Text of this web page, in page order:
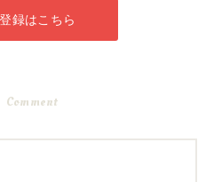
録はこちら
Comment